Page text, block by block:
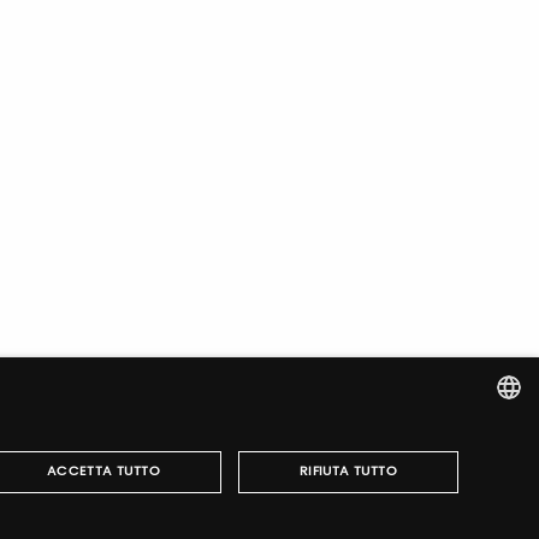
ITALIAN
ENGLISH
ACCETTA TUTTO RIFIUTA TUTTO